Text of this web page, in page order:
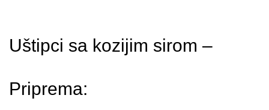
Uštipci sa kozijim sirom –
Priprema: